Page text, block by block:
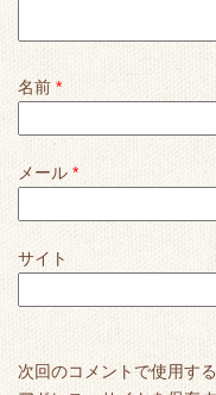
名前 *
メール *
サイト
次回のコメントで使用す